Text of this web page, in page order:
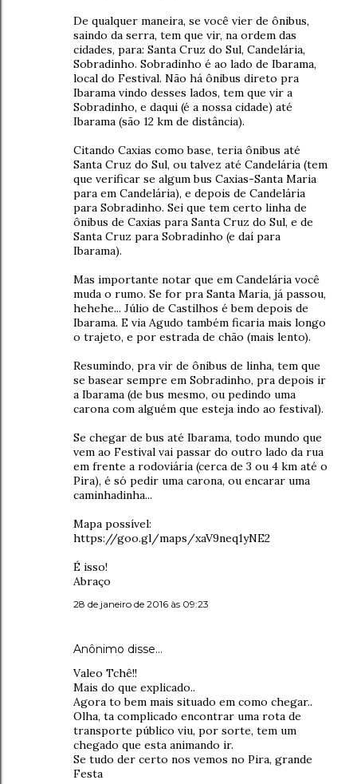
De qualquer maneira, se você vier de ônibus,
saindo da serra, tem que vir, na ordem das
cidades, para: Santa Cruz do Sul, Candelária,
Sobradinho. Sobradinho é ao lado de Ibarama,
local do Festival. Não há ônibus direto pra
Ibarama vindo desses lados, tem que vir a
Sobradinho, e daqui (é a nossa cidade) até
Ibarama (são 12 km de distância).
Citando Caxias como base, teria ônibus até
Santa Cruz do Sul, ou talvez até Candelária (tem
que verificar se algum bus Caxias-Santa Maria
para em Candelária), e depois de Candelária
para Sobradinho. Sei que tem certo linha de
ônibus de Caxias para Santa Cruz do Sul, e de
Santa Cruz para Sobradinho (e daí para
Ibarama).
Mas importante notar que em Candelária você
muda o rumo. Se for pra Santa Maria, já passou,
hehehe... Júlio de Castilhos é bem depois de
Ibarama. E via Agudo também ficaria mais longo
o trajeto, e por estrada de chão (mais lento).
Resumindo, pra vir de ônibus de linha, tem que
se basear sempre em Sobradinho, pra depois ir
a Ibarama (de bus mesmo, ou pedindo uma
carona com alguém que esteja indo ao festival).
Se chegar de bus até Ibarama, todo mundo que
vem ao Festival vai passar do outro lado da rua
em frente a rodoviária (cerca de 3 ou 4 km até o
Pira), é só pedir uma carona, ou encarar uma
caminhadinha...
Mapa possível:
https://goo.gl/maps/xaV9neq1yNE2
É isso!
Abraço
28 de janeiro de 2016 às 09:23
Anônimo disse…
Valeo Tchê!!
Mais do que explicado..
Agora to bem mais situado em como chegar..
Olha, ta complicado encontrar uma rota de
transporte público viu, por sorte, tem um
chegado que esta animando ir.
Se tudo der certo nos vemos no Pira, grande
Festa